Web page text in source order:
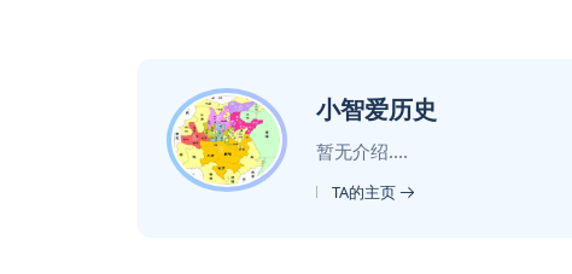
小智爱历史
暂无介绍....
TA的主页